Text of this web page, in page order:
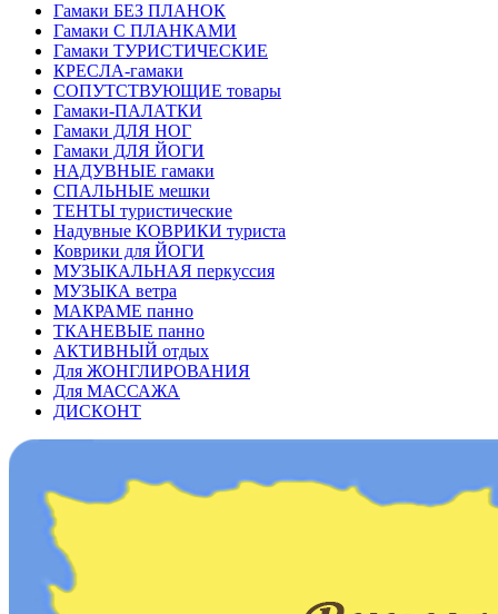
Гамаки БЕЗ ПЛАНОК
Гамаки С ПЛАНКАМИ
Гамаки ТУРИСТИЧЕСКИЕ
КРЕСЛА-гамаки
СОПУТСТВУЮЩИЕ товары
Гамаки-ПАЛАТКИ
Гамаки ДЛЯ НОГ
Гамаки ДЛЯ ЙОГИ
НАДУВНЫЕ гамаки
СПАЛЬНЫЕ мешки
ТЕНТЫ туристические
Надувные КОВРИКИ туриста
Коврики для ЙОГИ
МУЗЫКАЛЬНАЯ перкуссия
МУЗЫКА ветра
МАКРАМЕ панно
ТКАНЕВЫЕ панно
АКТИВНЫЙ отдых
Для ЖОНГЛИРОВАНИЯ
Для МАССАЖА
ДИСКОНТ